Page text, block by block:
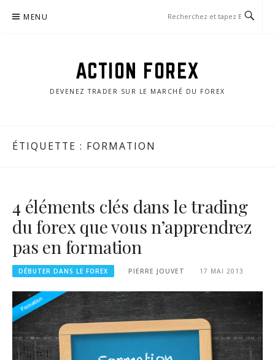
MENU
ACTION FOREX
DEVENEZ TRADER SUR LE MARCHÉ DU FOREX
ÉTIQUETTE : FORMATION
4 éléments clés dans le trading
du forex que vous n’apprendrez
pas en formation
DÉBUTER DANS LE FOREX PIERRE JOUVET 17 MAI 2013